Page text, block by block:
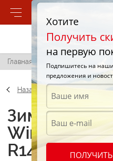
Позвонить
Главная / Dunlop SP Winter
Назад
Зимние
Winter
R14 85T
Хотите
Получить
на первую
Подпишитесь на
предложения и